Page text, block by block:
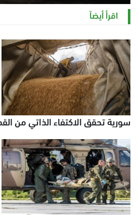
الخميس 6 أغسطس 2026 11:12 ص
اقرأ أيضاً
سورية تحقق الاكتفاء الذاتي من القمح بـ2.7